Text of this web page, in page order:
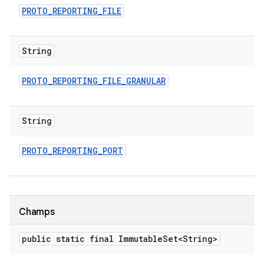
PROTO_REPORTING_FILE
String
PROTO_REPORTING_FILE_GRANULAR
String
PROTO_REPORTING_PORT
Champs
public static final ImmutableSet<String>